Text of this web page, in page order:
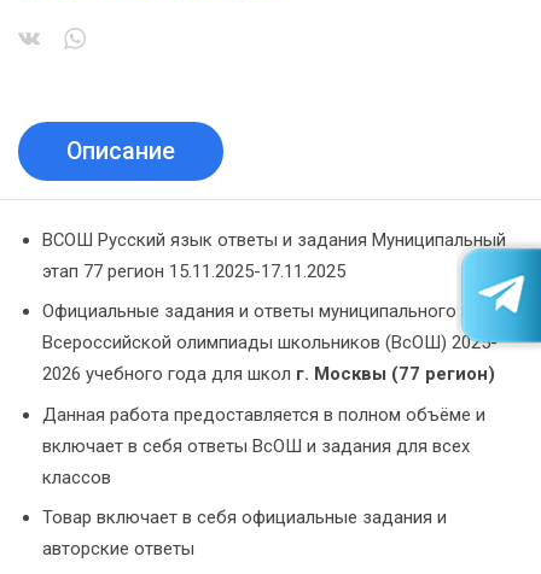
Описание
ВСОШ Русский язык ответы и задания Муниципальный
этап 77 регион 15.11.2025-17.11.2025
Официальные задания и ответы муниципального этапа
Всероссийской олимпиады школьников (ВсОШ) 2025-
2026 учебного года для школ г. Москвы (77 регион)
Данная работа предоставляется в полном объёме и
включает в себя ответы ВсОШ и задания для всех
классов
Товар включает в себя официальные задания и
авторские ответы